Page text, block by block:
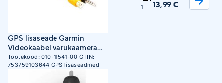
GPS lisaseade Garmin
Videokaabel varukaamera
jaoks, 1,98 m
Tootekood:010-11541-00 GTIN:
753759103644 GPS lisaseadmed
1 13,99 €